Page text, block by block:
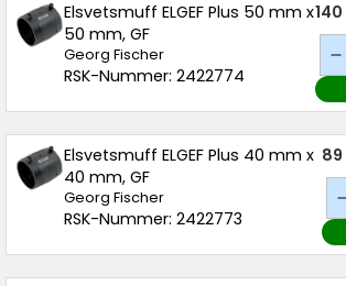
Elsvetsmuff ELGEF Plus 50 mm x
50 mm, GF
Georg Fischer
RSK-Nummer: 2422774
Elsvetsmuff ELGEF Plus 40 mm x
40 mm, GF
Georg Fischer
RSK-Nummer: 2422773
89